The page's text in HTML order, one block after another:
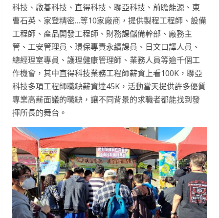
科技、啟碁科技、直得科技、聯亞科技、前瞻能源、東
曹石英、家登精密…等10家廠商，提供製程工程師、設備
工程師、產品開發工程師、財務課儲備幹部、廠務主
管、工安管理員、環保專責永續課員、日文口譯人員、
總經理室專員、護理健康管理師、業務人員等逾千個工
作機會，其中直得科技業務工程師薪資上看100K，聯亞
科技多項工程師職缺薪資達45K，活動當天提供許多優質
專業高薪面議的職缺，讓不同背景的求職者都能找到發
揮所長的舞台。